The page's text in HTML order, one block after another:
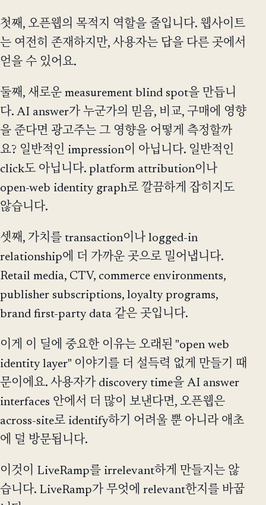
첫째, 오픈웹의 목적지 역할을 줄입니다. 웹사이트
는 여전히 존재하지만, 사용자는 답을 다른 곳에서
얻을 수 있어요.
둘째, 새로운 measurement blind spot을 만듭니
다. AI answer가 누군가의 믿음, 비교, 구매에 영향
을 준다면 광고주는 그 영향을 어떻게 측정할까
요? 일반적인 impression이 아닙니다. 일반적인
click도 아닙니다. platform attribution이나
open-web identity graph로 깔끔하게 잡히지도
않습니다.
셋째, 가치를 transaction이나 logged-in
relationship에 더 가까운 곳으로 밀어냅니다.
Retail media, CTV, commerce environments,
publisher subscriptions, loyalty programs,
brand first-party data 같은 곳입니다.
이게 이 딜에 중요한 이유는 오래된 "open web
identity layer" 이야기를 더 설득력 없게 만들기 때
문이에요. 사용자가 discovery time을 AI answer
interfaces 안에서 더 많이 보낸다면, 오픈웹은
across-site로 identify하기 어려울 뿐 아니라 애초
에 덜 방문됩니다.
이것이 LiveRamp를 irrelevant하게 만들지는 않
습니다. LiveRamp가 무엇에 relevant한지를 바꿉